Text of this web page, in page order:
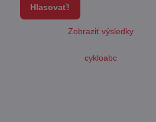
Hlasovať!
Zobraziť výsledky
cykloabc